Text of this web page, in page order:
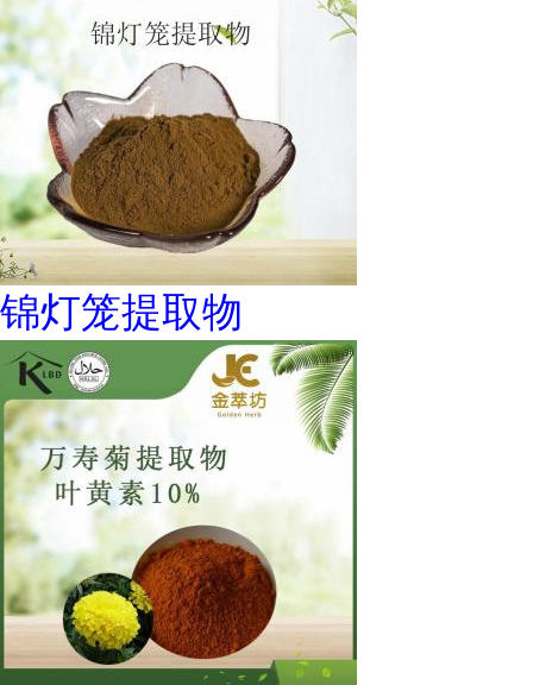
锦灯笼提取物